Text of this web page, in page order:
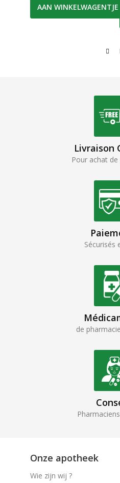
AAN WINKELWAGENTJE
Livraison
Pour achat
Sécurisés
de
Onze apotheek
Wie zijn wij ?